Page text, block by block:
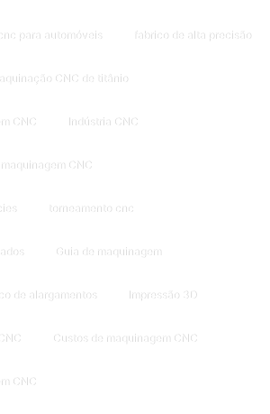
para automóveis fabrico de alta precisão
CNC de titânio
CNC Indústria CNC
CNC
torneamento cnc
Guia de maquinagem
de alargamentos Impressão 3D
Custos de maquinagem CNC
CNC